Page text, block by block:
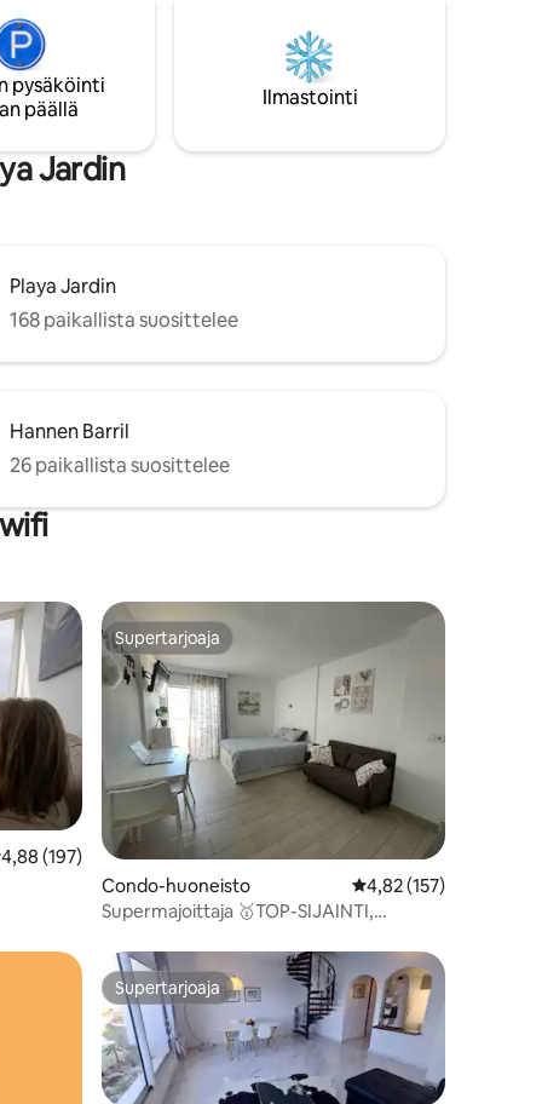
vain
Socorron lähellä: rentouttava tunnelma
kauniiden auringonlaskujen ja
lainelautailukilpailujen ansiosta
pysäköinti
päällä
Ilmastointi
Jardin
Playa Jardin
168 paikallista suosittelee
Hannen Barril
26 paikallista suosittelee
arvio 4,88/5, 197 arvostelua
4,88 (197)
Supertarjoaja
Supertarjoaja
Condo-huoneisto Keskimääräinen arvio
4,82 (157)
Supermajoittaja 🥇TOP-SIJAINTI,
Supertarjoaja
Supertarjoaja